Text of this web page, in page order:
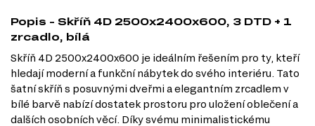
Popis - Skříň 4D 2500x2400x600, 3 DTD + 1
zrcadlo, bílá
Skříň 4D 2500x2400x600 je ideálním řešením pro ty, kteří
hledají moderní a funkční nábytek do svého interiéru. Tato
šatní skříň s posuvnými dveřmi a elegantním zrcadlem v
bílé barvě nabízí dostatek prostoru pro uložení oblečení a
dalších osobních věcí. Díky svému minimalistickému